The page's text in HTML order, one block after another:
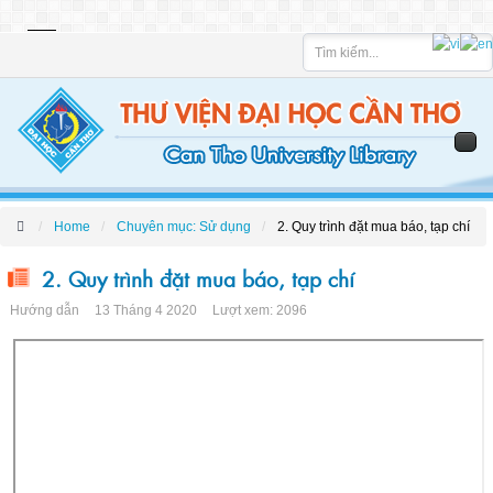
Home Chuyên mục: Sử dụng 2. Quy trình đặt mua báo, tạp chí
2. Quy trình đặt mua báo, tạp chí
Hướng dẫn 13 Tháng 4 2020 Lượt xem: 2096